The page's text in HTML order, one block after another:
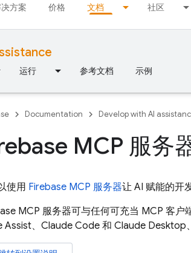
方案 价格 文档 社区
运行 参考文档 示例
Documentation Develop with AI
MCP 服务
使用 Firebase MCP 服务器让 AI 赋能的开
MCP 服务器可与任何可充当 MCP 客户
Assist、Claude Code 和 Claude Desktop